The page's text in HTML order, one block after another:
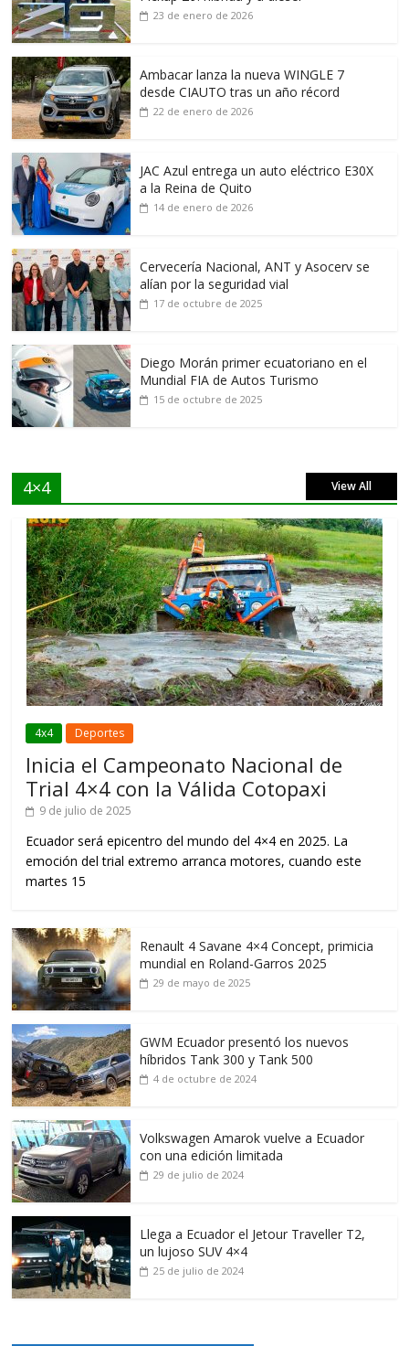
23 de enero de 2026
Ambacar lanza la nueva WINGLE 7
desde CIAUTO tras un año récord
22 de enero de 2026
JAC Azul entrega un auto eléctrico E30X
a la Reina de Quito
14 de enero de 2026
Cervecería Nacional, ANT y Asocerv se
alían por la seguridad vial
17 de octubre de 2025
Diego Morán primer ecuatoriano en el
Mundial FIA de Autos Turismo
15 de octubre de 2025
4×4 View All
4x4 Deportes
Inicia el Campeonato Nacional de
Trial 4×4 con la Válida Cotopaxi
9 de julio de 2025
Ecuador será epicentro del mundo del 4×4 en 2025. La
emoción del trial extremo arranca motores, cuando este
martes 15
Renault 4 Savane 4×4 Concept, primicia
mundial en Roland-Garros 2025
29 de mayo de 2025
GWM Ecuador presentó los nuevos
híbridos Tank 300 y Tank 500
4 de octubre de 2024
Volkswagen Amarok vuelve a Ecuador
con una edición limitada
29 de julio de 2024
Llega a Ecuador el Jetour Traveller T2,
un lujoso SUV 4×4
25 de julio de 2024